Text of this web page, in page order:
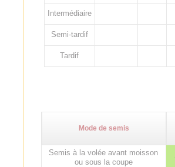
Intermédiaire
Semi-tardif
Tardif
Mode de semis
Semis à la volée avant moisson
ou sous la coupe